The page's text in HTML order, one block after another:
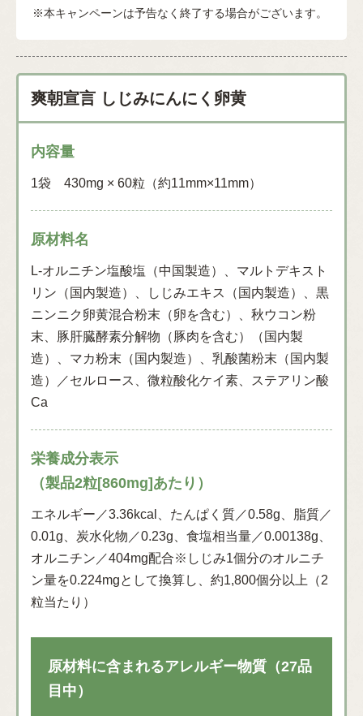
※本キャンペーンは予告なく終了する場合がございます。
爽朝宣言 しじみにんにく卵黄
内容量
1袋 430mg × 60粒（約11mm×11mm）
原材料名
L-オルニチン塩酸塩（中国製造）、マルトデキスト
リン（国内製造）、しじみエキス（国内製造）、黒
ニンニク卵黄混合粉末（卵を含む）、秋ウコン粉
末、豚肝臓酵素分解物（豚肉を含む）（国内製
造）、マカ粉末（国内製造）、乳酸菌粉末（国内製
造）／セルロース、微粒酸化ケイ素、ステアリン酸
Ca
栄養成分表示
（製品2粒[860mg]あたり）
エネルギー／3.36kcal、たんぱく質／0.58g、脂質／
0.01g、炭水化物／0.23g、食塩相当量／0.00138g、
オルニチン／404mg配合※しじみ1個分のオルニチ
ン量を0.224mgとして換算し、約1,800個分以上（2
粒当たり）
原材料に含まれるアレルギー物質（27品
目中）